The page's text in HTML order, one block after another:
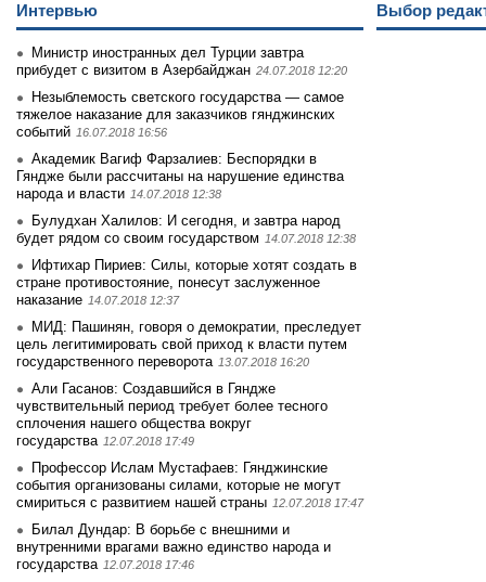
Интервью
Министр иностранных дел Турции завтра
прибудет с визитом в Азербайджан 24.07.2018 12:20
Незыблемость светского государства — самое
тяжелое наказание для заказчиков гянджинских
событий 16.07.2018 16:56
Академик Вагиф Фарзалиев: Беспорядки в
Гяндже были рассчитаны на нарушение единства
народа и власти 14.07.2018 12:38
Булудхан Халилов: И сегодня, и завтра народ
будет рядом со своим государством 14.07.2018 12:38
Ифтихар Пириев: Силы, которые хотят создать в
стране противостояние, понесут заслуженное
наказание 14.07.2018 12:37
МИД: Пашинян, говоря о демократии, преследует
цель легитимировать свой приход к власти путем
государственного переворота 13.07.2018 16:20
Али Гасанов: Создавшийся в Гяндже
чувствительный период требует более тесного
сплочения нашего общества вокруг
государства 12.07.2018 17:49
Профессор Ислам Мустафаев: Гянджинские
события организованы силами, которые не могут
смириться с развитием нашей страны 12.07.2018 17:47
Билал Дундар: В борьбе с внешними и
внутренними врагами важно единство народа и
государства 12.07.2018 17:46
Выбор